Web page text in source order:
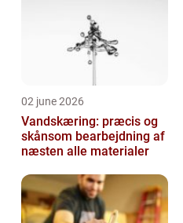
02 june 2026
Vandskæring: præcis og
skånsom bearbejdning af
næsten alle materialer